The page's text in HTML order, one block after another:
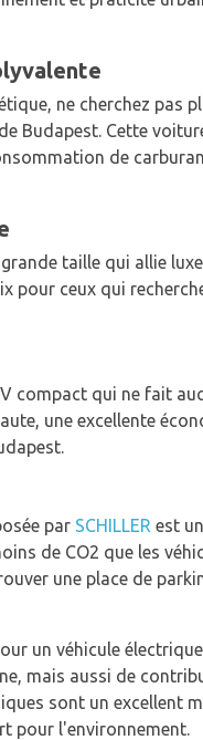
ne cherchez pas
Budapest. Cette
de
taille qui allie
pour ceux qui
compact qui ne fait
une excellente
par SCHILLER est
de CO2 que les
une place de
un véhicule
mais aussi de
sont un excellent
pour l'environnement.